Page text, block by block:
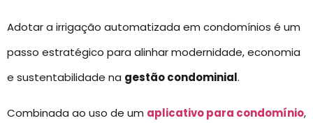
Adotar a irrigação automatizada em condomínios é um
passo estratégico para alinhar modernidade, economia
e sustentabilidade na gestão condominial.
Combinada ao uso de um aplicativo para condomínio,